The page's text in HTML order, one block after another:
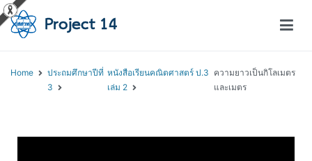
Home
ประถมศึกษาปีที่
3
หนังสือเรียนคณิตศาสตร์ ป.3
เล่ม 2
ความยาวเป็นกิโลเมตร
และเมตร